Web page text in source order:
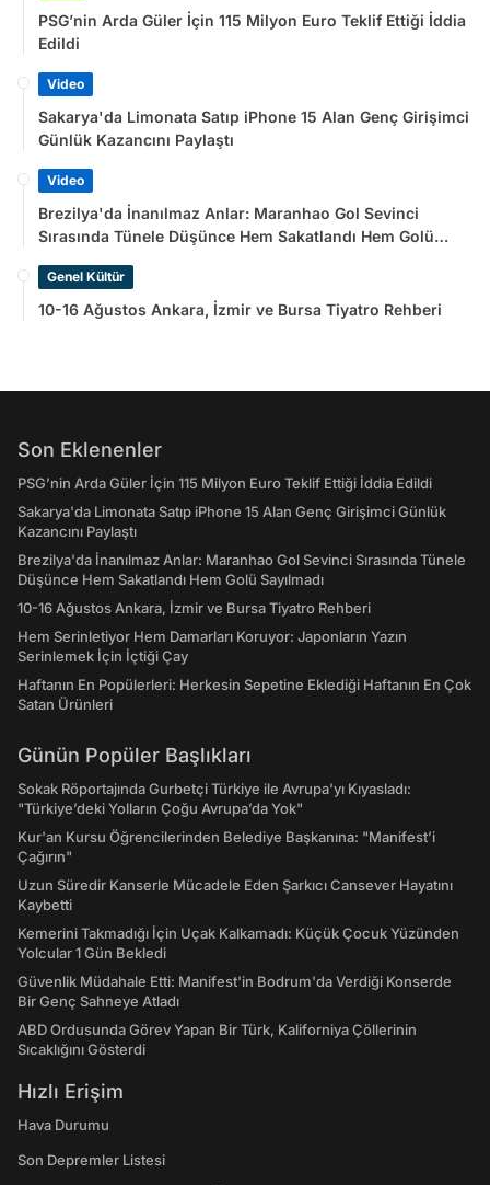
PSG’nin Arda Güler İçin 115 Milyon Euro Teklif Ettiği İddia
Edildi
Video
Sakarya'da Limonata Satıp iPhone 15 Alan Genç Girişimci
Günlük Kazancını Paylaştı
Video
Brezilya'da İnanılmaz Anlar: Maranhao Gol Sevinci
Sırasında Tünele Düşünce Hem Sakatlandı Hem Golü
Genel Kültür
10-16 Ağustos Ankara, İzmir ve Bursa Tiyatro Rehberi
Son Eklenenler
PSG’nin Arda Güler İçin 115 Milyon Euro Teklif Ettiği İddia Edildi
Sakarya'da Limonata Satıp iPhone 15 Alan Genç Girişimci Günlük
Kazancını Paylaştı
Brezilya'da İnanılmaz Anlar: Maranhao Gol Sevinci Sırasında Tünele
Düşünce Hem Sakatlandı Hem Golü Sayılmadı
10-16 Ağustos Ankara, İzmir ve Bursa Tiyatro Rehberi
Hem Serinletiyor Hem Damarları Koruyor: Japonların Yazın
Serinlemek İçin İçtiği Çay
Haftanın En Popülerleri: Herkesin Sepetine Eklediği Haftanın En Çok
Satan Ürünleri
Günün Popüler Başlıkları
Sokak Röportajında Gurbetçi Türkiye ile Avrupa'yı Kıyasladı:
"Türkiye’deki Yolların Çoğu Avrupa’da Yok"
Kur'an Kursu Öğrencilerinden Belediye Başkanına: "Manifest’i
Çağırın"
Uzun Süredir Kanserle Mücadele Eden Şarkıcı Cansever Hayatını
Kaybetti
Kemerini Takmadığı İçin Uçak Kalkamadı: Küçük Çocuk Yüzünden
Yolcular 1 Gün Bekledi
Güvenlik Müdahale Etti: Manifest'in Bodrum'da Verdiği Konserde
Bir Genç Sahneye Atladı
ABD Ordusunda Görev Yapan Bir Türk, Kaliforniya Çöllerinin
Sıcaklığını Gösterdi
Hızlı Erişim
Hava Durumu
Son Depremler Listesi